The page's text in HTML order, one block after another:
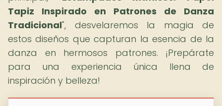
Tapiz Inspirado en Patrones de Danza
Tradicional", desvelaremos la magia de
estos diseños que capturan la esencia de la
danza en hermosos patrones. ¡Prepárate
para una experiencia única llena de
inspiración y belleza!